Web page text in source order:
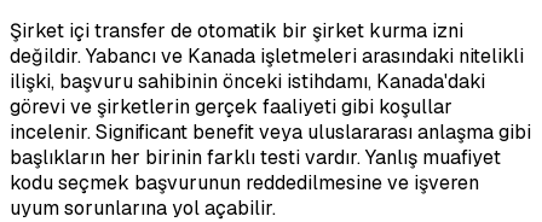
Şirket içi transfer de otomatik bir şirket kurma izni
değildir. Yabancı ve Kanada işletmeleri arasındaki nitelikli
ilişki, başvuru sahibinin önceki istihdamı, Kanada'daki
görevi ve şirketlerin gerçek faaliyeti gibi koşullar
incelenir. Significant benefit veya uluslararası anlaşma gibi
başlıkların her birinin farklı testi vardır. Yanlış muafiyet
kodu seçmek başvurunun reddedilmesine ve işveren
uyum sorunlarına yol açabilir.